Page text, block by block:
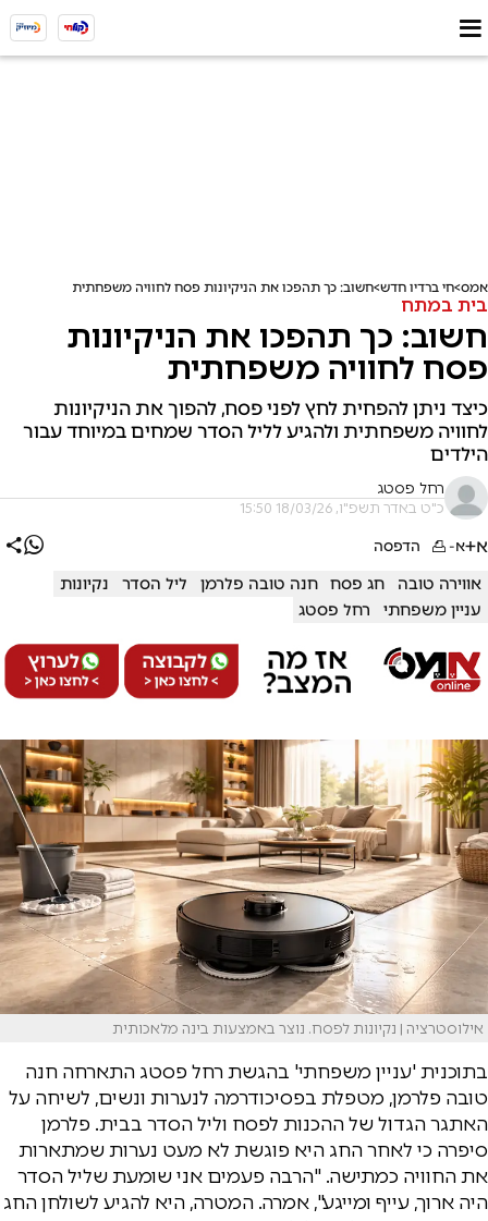
אמס חי ברדיו חדש חשוב: כך תהפכו את הניקיונות פסח לחוויה משפחתית
בית במתח
חשוב: כך תהפכו את הניקיונות
פסח לחוויה משפחתית
כיצד ניתן להפחית לחץ לפני פסח, להפוך את הניקיונות
לחוויה משפחתית ולהגיע לליל הסדר שמחים במיוחד עבור
הילדים
רחל פסטג
כ"ט באדר תשפ"ו, 18/03/26 15:50
א+א- הדפסה
אווירה טובה חג פסח חנה טובה פלרמן ליל הסדר
נקיונות
עניין משפחתי
רחל פסטג
אילוסטרציה | נקיונות לפסח. נוצר באמצעות בינה מלאכותית
בתוכנית 'עניין משפחתי' בהגשת רחל פסטג התארחה חנה
טובה פלרמן, מטפלת בפסיכודרמה לנערות ונשים, לשיחה על
האתגר הגדול של ההכנות לפסח וליל הסדר בבית. פלרמן
סיפרה כי לאחר החג היא פוגשת לא מעט נערות שמתארות
את החוויה כמתישה. "הרבה פעמים אני שומעת שליל הסדר
היה ארוך, עייף ומייגע", אמרה. המטרה, היא להגיע לשולחן החג